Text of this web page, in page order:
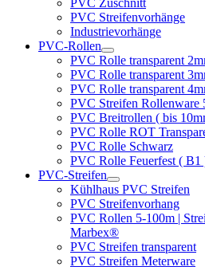
PVC Zuschnitt
PVC Streifenvorhänge
Industrievorhänge
PVC-Rollen
PVC Rolle transparent
PVC Rolle transparent
PVC Rolle transparent
PVC Streifen Rollenware
PVC Breitrollen ( bis
PVC Rolle ROT
PVC Rolle Schwarz
PVC Rolle Feuerfest ( B1
PVC-Streifen
Kühlhaus PVC Streifen
PVC Streifenvorhang
PVC Rollen 5-100m |
Marbex®
PVC Streifen transparent
PVC Streifen Meterware